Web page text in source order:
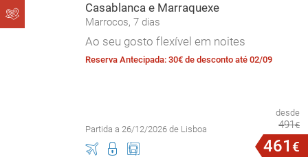
Casablanca e Marraquexe
Marrocos, 7 dias
Ao seu gosto flexível em noites
Reserva Antecipada: 30€ de desconto até 02/09
Partida a 26/12/2026 de Lisboa
desde
491€
461 €